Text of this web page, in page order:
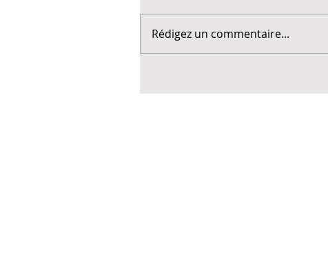
Rédigez un commentaire...